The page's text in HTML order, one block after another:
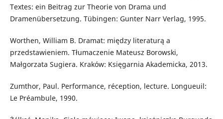
Textes: ein Beitrag zur Theorie von Drama und
Dramenübersetzung. Tübingen: Gunter Narr Verlag, 1995.
Worthen, William B. Dramat: między literaturą a
przedstawieniem. Tłumaczenie Mateusz Borowski,
Małgorzata Sugiera. Kraków: Księgarnia Akademicka, 2013.
Zumthor, Paul. Performance, réception, lecture. Longueuil:
Le Préambule, 1990.